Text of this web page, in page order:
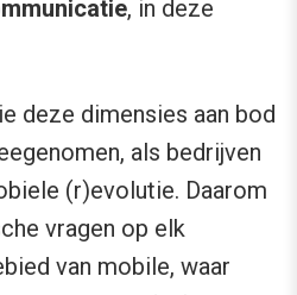
, in deze
deze dimensies aan bod
als bedrijven
(r)evolutie. Daarom
vragen op elk
van mobile, waar